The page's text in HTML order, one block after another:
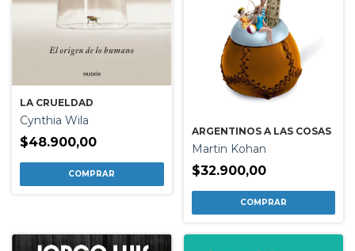
LA CRUELDAD
Cynthia Wila
$48.900,00
ARGENTINOS A LAS COSAS
Martin Kohan
$32.900,00